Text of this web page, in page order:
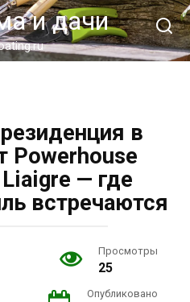
и дачи
в
Powerhouse
— где
встречаются
Просмотры
25
Опубликовано